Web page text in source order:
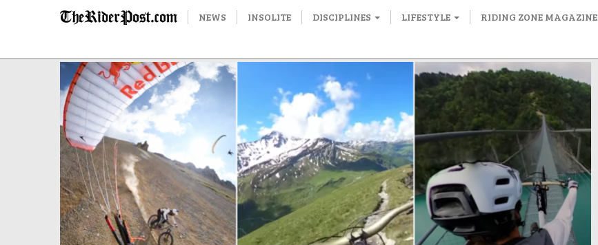
NEWS INSOLITE DISCIPLINES LIFESTYLE RIDING ZONE MAGAZINE